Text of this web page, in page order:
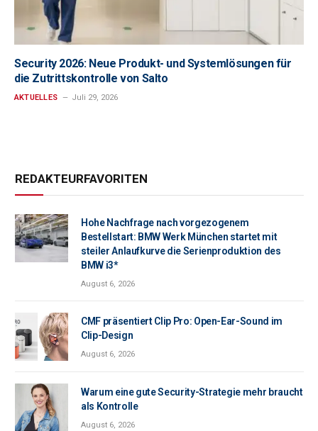
Security 2026: Neue Produkt- und Systemlösungen für
die Zutrittskontrolle von Salto
AKTUELLES Juli 29, 2026
REDAKTEURFAVORITEN
Hohe Nachfrage nach vorgezogenem
Bestellstart: BMW Werk München startet mit
steiler Anlaufkurve die Serienproduktion des
BMW i3*
August 6, 2026
CMF präsentiert Clip Pro: Open-Ear-Sound im
Clip-Design
August 6, 2026
Warum eine gute Security-Strategie mehr braucht
als Kontrolle
August 6, 2026